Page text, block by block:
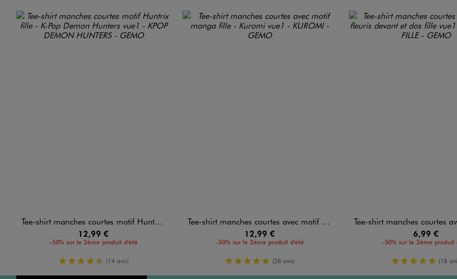
Tee-shirt manches courtes motif Huntrix fille - K-Pop Demon Hunters
12,99 €
-50% sur le 2ème produit d'été
4.5/5 de moyenne
(14 avis)
Tee-shirt manches courtes avec motif manga fille - Kuromi
12,99 €
-50% sur le 2ème produit d'été
5/5 de moyenne
(28 avis)
Tee-shirt manches courtes avec motifs fleuris
6,99 €
-50% sur le 2ème produit
5/5 de (18